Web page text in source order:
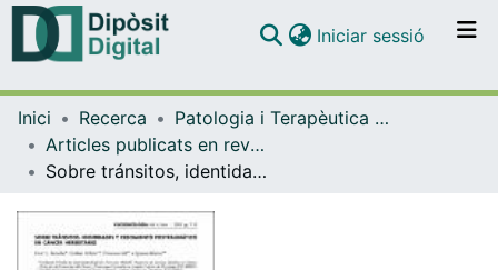
Navega per tot el DD
Com publicar
Iniciar sessió (current)
Inici Recerca
Patologia i Terapèutica Experimental
Articles publicats en revistes (Patologia i Terapèutica Experimental)
Sobre tránsitos, identidades y crecimiento postraumático en cáncer hereditario